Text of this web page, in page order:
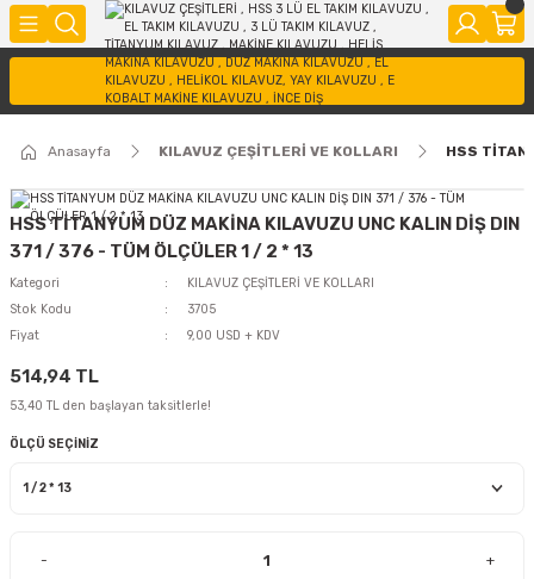
Anasayfa KILAVUZ ÇEŞİTLERİ VE KOLLARI HSS
HSS TİTANYUM DÜZ MAKİNA KILAVUZU UNC KALIN DİŞ DIN
371 / 376 - TÜM ÖLÇÜLER 1 / 2 * 13
Kategori
KILAVUZ ÇEŞİTLERİ VE KOLLARI
Stok Kodu
3705
Fiyat
9,00 USD + KDV
514,94 TL
53,40 TL den başlayan taksitlerle!
ÖLÇÜ SEÇİNİZ
- +